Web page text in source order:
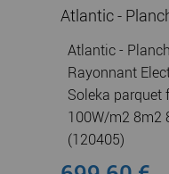
Atlantic -
Rayonnant
Soleka parquet
100W/m2 8m2
(120405)